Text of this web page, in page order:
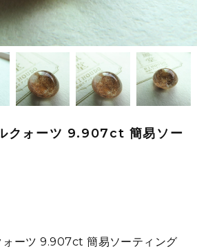
クォーツ 9.907ct 簡易ソー
ォーツ 9.907ct 簡易ソーティング